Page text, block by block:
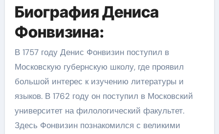
Биография Дениса
Фонвизина:
В 1757 году Денис Фонвизин поступил в
Московскую губернскую школу, где проявил
большой интерес к изучению литературы и
языков. В 1762 году он поступил в Московский
университет на филологический факультет.
Здесь Фонвизин познакомился с великими